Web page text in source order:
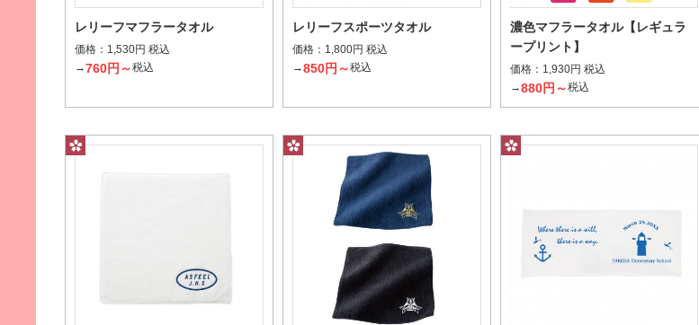
レリーフマフラータオル
価格： 1,530円 税込
→760円～税込
レリーフスポーツタオル
価格： 1,800円 税込
→850円～税込
濃色マフラータオル【レギュラ
ープリント】
価格： 1,930円 税込
→880円～税込